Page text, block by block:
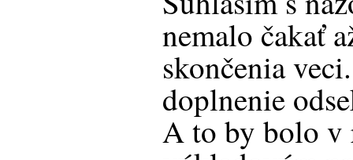
nemalo čakať
skončenia
doplnenie
A to by bolo v